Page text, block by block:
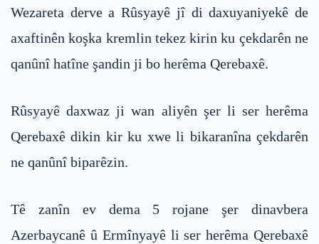
Wezareta derve a Rûsyayê jî di daxuyaniyekê de
axaftinên koşka kremlin tekez kirin ku çekdarên ne
qanûnî hatîne şandin ji bo herêma Qerebaxê.
Rûsyayê daxwaz ji wan aliyên şer li ser herêma
Qerebaxê dikin kir ku xwe li bikaranîna çekdarên
ne qanûnî biparêzin.
Tê zanîn ev dema 5 rojane şer dinavbera
Azerbaycanê û Ermînyayê li ser herêma Qerebaxê